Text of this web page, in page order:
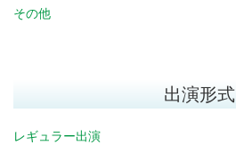
その他
出演形式
レギュラー出演